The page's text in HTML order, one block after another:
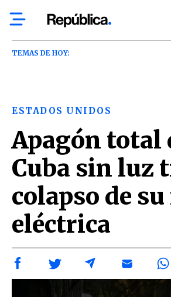
TEMAS DE HOY:
ESTADOS UNIDOS
Apagón total
Cuba sin luz
colapso de su
eléctrica